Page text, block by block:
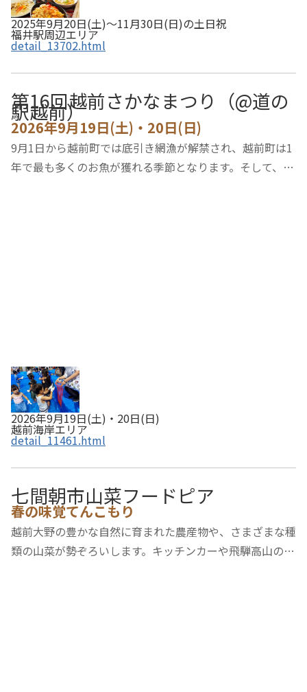
2025年9月20日(土)～11月30日(日)の土日祝
福井駅周辺エリア
detail_13702.html
第16回越前さかなまつり（@道の
駅越前）
2026年9月19日(土)・20日(日)
9月1日から越前町では底引き網漁が解禁され、越前町は1
年で最も多くのお魚が獲れる季節となります。そして、こ
2026年9月19日(土)・20日(日)
越前海岸エリア
detail_11461.html
七間朝市山菜フードピア
春の味覚てんこもり
越前大野の豊かな自然に育まれた農産物や、さまざまな種
類の山菜が勢ぞろいします。キッチンカーや飛騨高山の特